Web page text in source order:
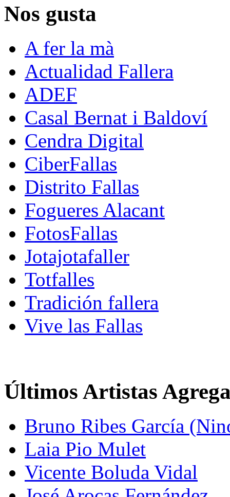
Nos gusta
A fer la mà
Actualidad Fallera
ADEF
Casal Bernat i Baldoví
Cendra Digital
CiberFallas
Distrito Fallas
Fogueres Alacant
FotosFallas
Jotajotafaller
Totfalles
Tradición fallera
Vive las Fallas
Últimos Artistas
Bruno Ribes García
Laia Pio Mulet
Vicente Boluda Vidal